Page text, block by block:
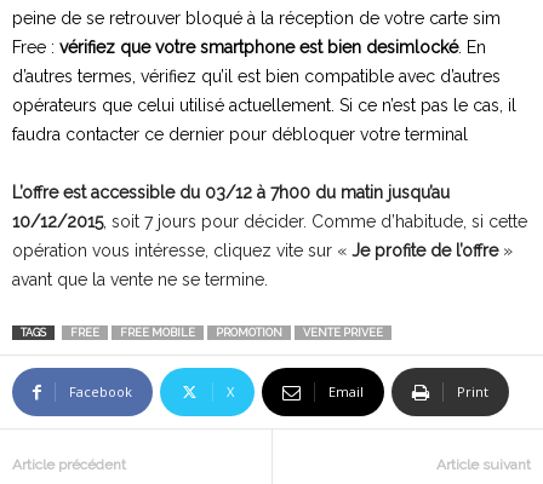
peine de se retrouver bloqué à la réception de votre carte sim
Free : vérifiez que votre smartphone est bien desimlocké. En
d’autres termes, vérifiez qu’il est bien compatible avec d’autres
opérateurs que celui utilisé actuellement. Si ce n’est pas le cas, il
faudra contacter ce dernier pour débloquer votre terminal
L’offre est accessible du 03/12 à 7h00 du matin jusqu’au
10/12/2015, soit 7 jours pour décider. Comme d’habitude, si cette
opération vous intéresse, cliquez vite sur « Je profite de l’offre»
avant que la vente ne se termine.
TAGS FREE FREE MOBILE PROMOTION VENTE PRIVEE
Facebook X Email Print
Article précédent Article suivant